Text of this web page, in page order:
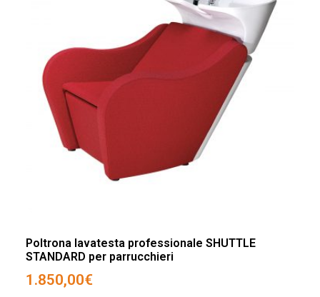
Poltrona lavatesta professionale SHUTTLE
STANDARD per parrucchieri
1.850,00€